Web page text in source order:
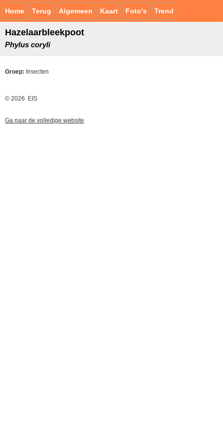
Home Terug Algemeen Kaart Foto's Trend
Hazelaarbleekpoot
Phylus coryli
Groep: Insecten
© 2026 EIS
Ga naar de volledige website